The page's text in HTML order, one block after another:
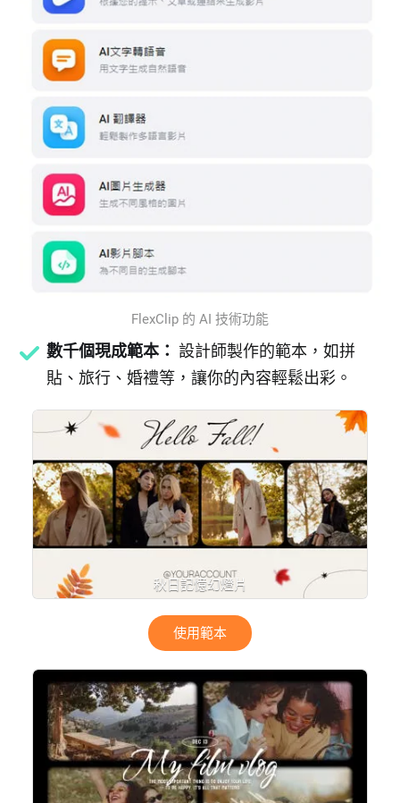
FlexClip 的 AI 技術功能
數千個現成範本： 設計師製作的範本，如拼
貼、旅行、婚禮等，讓你的內容輕鬆出彩。
秋日記憶幻燈片
使用範本